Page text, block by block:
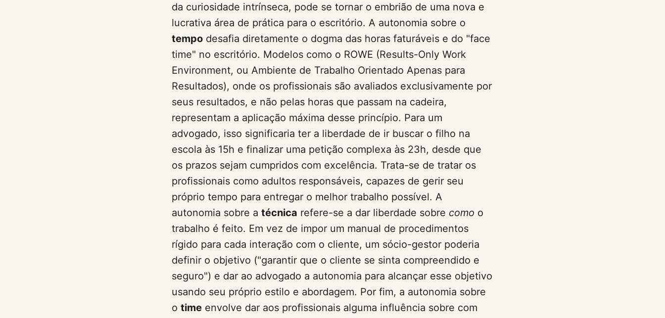
da curiosidade intrínseca, pode se tornar o embrião de uma nova e
lucrativa área de prática para o escritório. A autonomia sobre o
tempo desafia diretamente o dogma das horas faturáveis e do "face
time" no escritório. Modelos como o ROWE (Results-Only Work
Environment, ou Ambiente de Trabalho Orientado Apenas para
Resultados), onde os profissionais são avaliados exclusivamente por
seus resultados, e não pelas horas que passam na cadeira,
representam a aplicação máxima desse princípio. Para um
advogado, isso significaria ter a liberdade de ir buscar o filho na
escola às 15h e finalizar uma petição complexa às 23h, desde que
os prazos sejam cumpridos com excelência. Trata-se de tratar os
profissionais como adultos responsáveis, capazes de gerir seu
próprio tempo para entregar o melhor trabalho possível. A
autonomia sobre a técnica refere-se a dar liberdade sobre como o
trabalho é feito. Em vez de impor um manual de procedimentos
rígido para cada interação com o cliente, um sócio-gestor poderia
definir o objetivo ("garantir que o cliente se sinta compreendido e
seguro") e dar ao advogado a autonomia para alcançar esse objetivo
usando seu próprio estilo e abordagem. Por fim, a autonomia sobre
o time envolve dar aos profissionais alguma influência sobre com